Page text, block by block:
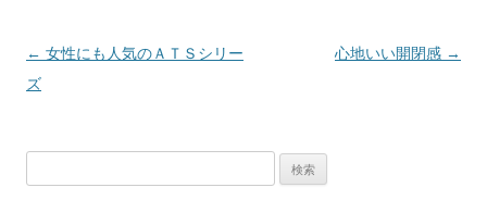
投
稿
← 女性にも人気のＡＴＳシリー
ズ
心地いい開閉感 →
索: